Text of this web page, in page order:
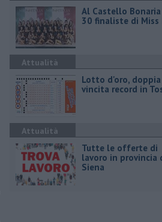
Al Castello
30 finaliste di Miss
Attualità
Lotto d'oro, doppia
vincita record in
Attualità
​Tutte le offerte di
lavoro in provincia
Siena